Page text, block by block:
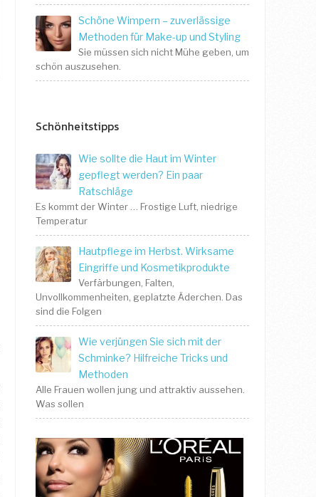
Schöne Wimpern – zuverlässige
Methoden für Make-up und Styling
Sie müssen sich nicht Mühe geben, um
schön auszusehen.
Schönheitstipps
Wie sollte die Haut im Winter
gepflegt werden? Ein paar
Ratschläge
Es kommt der Winter … Frostige Luft, niedrige
Temperatur
Hautpflege im Herbst. Wirksame
Eingriffe und Kosmetikprodukte
Verfärbungen, Falten,
Unvollkommenheiten, geplatzte Äderchen. Das
sind die Folgen
Wie verjüngen Sie sich mit der
Schminke? Hilfreiche Tricks und
Methoden
Alle Frauen wollen jung und attraktiv aussehen.
Was sollen